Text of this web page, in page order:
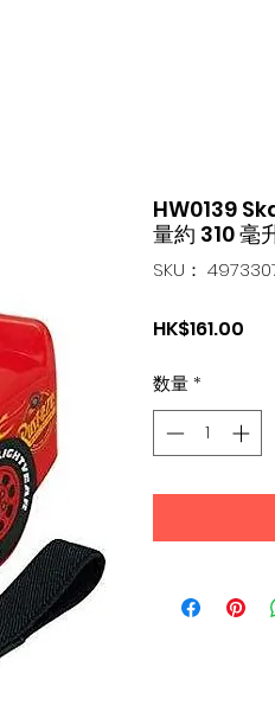
HW0139
量約 310 毫
SKU：
HK$161.00
数量*